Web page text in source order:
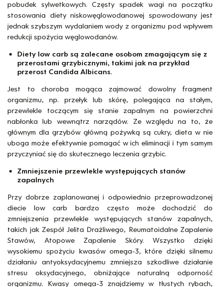
pobudek sylwetkowych. Częsty spadek wagi na początku
stosowania diety niskowęglowodanowej spowodowany jest
jednak szybszym wydalaniem wody z organizmu pod wpływem
redukcji spożycia węglowodanów.
Diety low carb są zalecane osobom zmagającym się z
przerostami grzybicznymi, takimi jak na przykład
przerost Candida Albicans.
Jest to choroba mogąca zajmować dowolny fragment
organizmu, np. przełyk lub skórę, polegająca na stałym,
przewlekle toczącym się stanie zapalnym na powierzchni
nabłonka lub wewnątrz narządów. Ze względu na to, że
głównym dla grzybów główną pożywką są cukry, dieta w nie
uboga może efektywnie pomagać w ich eliminacji i tym samym
przyczyniać się do skutecznego leczenia grzybic.
Zmniejszenie przewlekle występujących stanów
zapalnych
Przy dobrze zaplanowanej i odpowiednio przeprowadzonej
diecie low carb bardzo często może dochodzić do
zmniejszenia przewlekle występujących stanów zapalnych,
takich jak Zespół Jelita Drażliwego, Reumatoidalne Zapalenie
Stawów, Atopowe Zapalenie Skóry. Wszystko dzięki
wysokiemu spożyciu kwasów omega-3, które dzięki silnemu
działaniu antyoksydacyjnemu zmniejsza szkodliwe działanie
stresu oksydacyjnego, obniżające naturalną odporność
organizmu. Kwasy omega-3 znajdziemy w tłustych rybach,